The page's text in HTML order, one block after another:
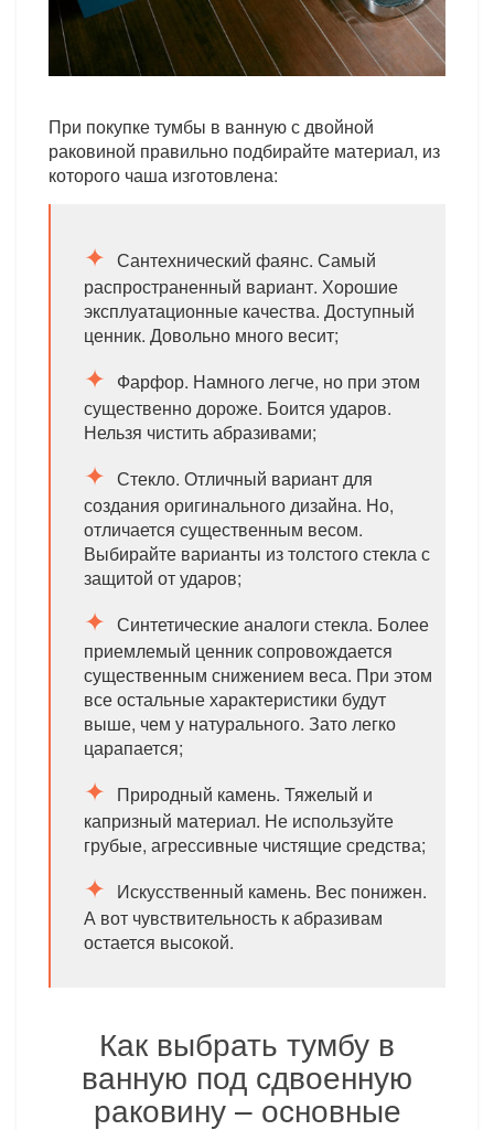
При покупке тумбы в ванную с двойной
раковиной правильно подбирайте материал, из
которого чаша изготовлена:
Сантехнический фаянс. Самый
распространенный вариант. Хорошие
эксплуатационные качества. Доступный
ценник. Довольно много весит;
Фарфор. Намного легче, но при этом
существенно дороже. Боится ударов.
Нельзя чистить абразивами;
Стекло. Отличный вариант для
создания оригинального дизайна. Но,
отличается существенным весом.
Выбирайте варианты из толстого стекла с
защитой от ударов;
Синтетические аналоги стекла. Более
приемлемый ценник сопровождается
существенным снижением веса. При этом
все остальные характеристики будут
выше, чем у натурального. Зато легко
царапается;
Природный камень. Тяжелый и
капризный материал. Не используйте
грубые, агрессивные чистящие средства;
Искусственный камень. Вес понижен.
А вот чувствительность к абразивам
остается высокой.
Как выбрать тумбу в
ванную под сдвоенную
раковину – основные